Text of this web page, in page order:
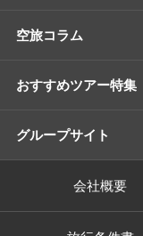
空旅コラム
おすすめツアー特集
グループサイト
会社概要